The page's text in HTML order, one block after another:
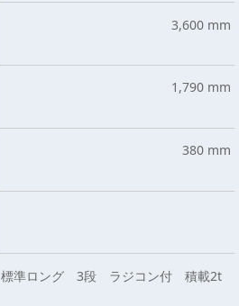
3,600 mm
1,790 mm
380 mm
標準ロング 3段 ラジコン付 積載2t